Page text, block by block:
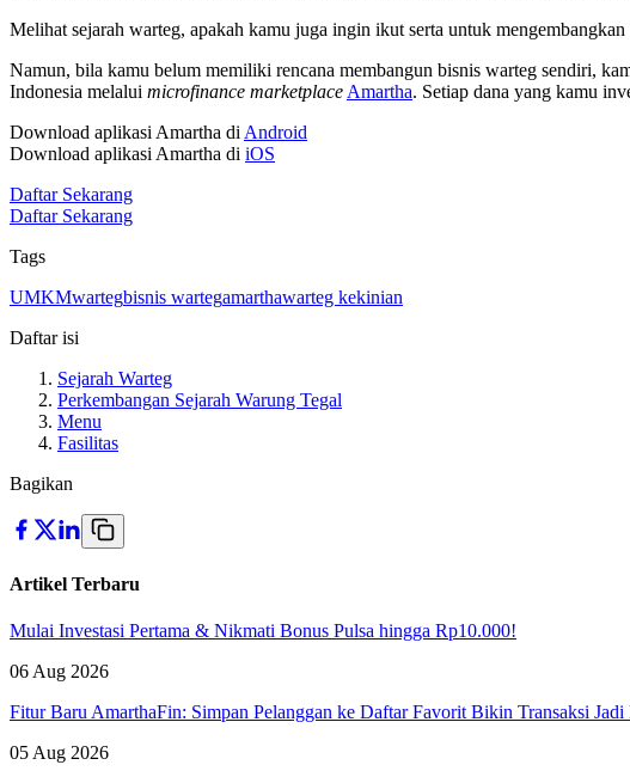
Melihat sejarah warteg, apakah kamu juga ingin ikut serta untuk
Namun, bila kamu belum memiliki rencana membangun bisnis warteg sendiri,
Indonesia melalui microfinance marketplace Amartha. Setiap dana yang kamu
Download aplikasi Amartha di Android
Download aplikasi Amartha di iOS
Daftar Sekarang
Daftar Sekarang
Tags
UMKMwartegbisnis wartegamarthawarteg kekinian
Daftar isi
Sejarah Warteg
Perkembangan Sejarah Warung Tegal
Menu
Fasilitas
Bagikan
Artikel Terbaru
Mulai Investasi Pertama & Nikmati Bonus Pulsa hingga Rp10.000!
06 Aug 2026
Fitur Baru AmarthaFin: Simpan Pelanggan ke Daftar Favorit Bikin Transaksi Jadi
05 Aug 2026